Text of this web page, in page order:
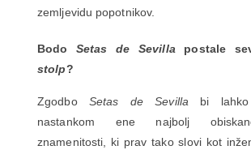
zemljevidu popotnikov.
BodoSetas de Sevilla postale
stolp?
Zgodbo Setas de Sevilla bi lahko
nastankom ene najbolj
znamenitosti, ki prav tako slovi kot